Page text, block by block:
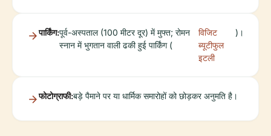
पार्किंग:पूर्व-अस्पताल (100 मीटर दूर) में मुफ्त; रोमन
स्नान में भुगतान वाली ढकी हुई पार्किंग (
विजिट
ब्यूटीफुल
इटली
)।
फोटोग्राफी:बड़े पैमाने पर या धार्मिक समारोहों को छोड़कर अनुमति है।